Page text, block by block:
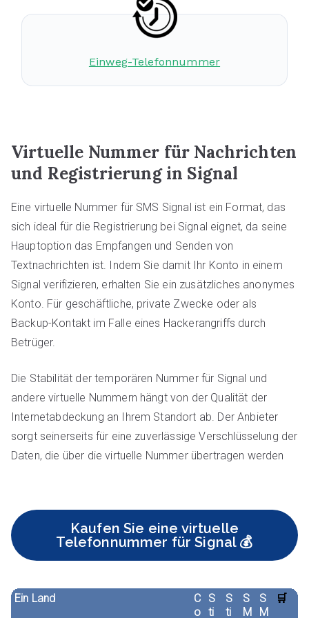
Einweg-Telefonnummer
Virtuelle Nummer für Nachrichten
und Registrierung in Signal
Eine virtuelle Nummer für SMS Signal ist ein Format, das
sich ideal für die Registrierung bei Signal eignet, da seine
Hauptoption das Empfangen und Senden von
Textnachrichten ist. Indem Sie damit Ihr Konto in einem
Signal verifizieren, erhalten Sie ein zusätzliches anonymes
Konto. Für geschäftliche, private Zwecke oder als
Backup-Kontakt im Falle eines Hackerangriffs durch
Betrüger.
Die Stabilität der temporären Nummer für Signal und
andere virtuelle Nummern hängt von der Qualität der
Internetabdeckung an Ihrem Standort ab. Der Anbieter
sorgt seinerseits für eine zuverlässige Verschlüsselung der
Daten, die über die virtuelle Nummer übertragen werden
Kaufen Sie eine virtuelle
Telefonnummer für Signal 💰
Ein Land
C
o
S
ti
S
ti
S
M
S
M
🛒